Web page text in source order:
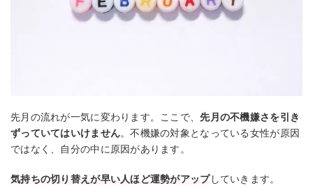
先月の流れが一気に変わります。ここで、先月の不機嫌さを引き
ずっていてはいけません。不機嫌の対象となっている女性が原因
ではなく、自分の中に原因があります。
気持ちの切り替えが早い人ほど運勢がアップしていきます。